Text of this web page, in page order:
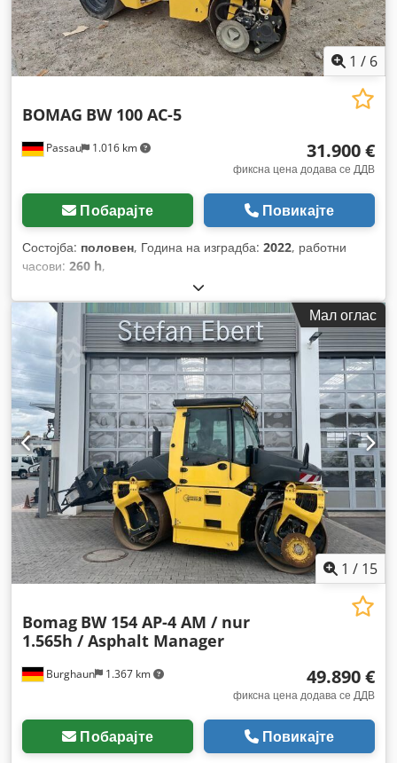
1 / 6
Passau 1.016 km
BOMAG BW 100 AC-5
31.900 €
фиксна цена додава се ДДВ
Побарајте Повикајте
Состојба: половен, Година на изградба: 2022, работни
часови: 260 h,
Мал оглас
1 / 15
Burghaun 1.367 km
Bomag BW 154 AP-4 AM / nur
1.565h / Asphalt Manager
49.890 €
фиксна цена додава се ДДВ
Побарајте Повикајте